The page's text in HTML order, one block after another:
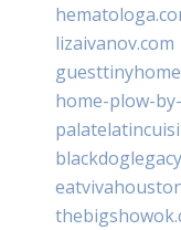
lizaivanov.com
home-plow-